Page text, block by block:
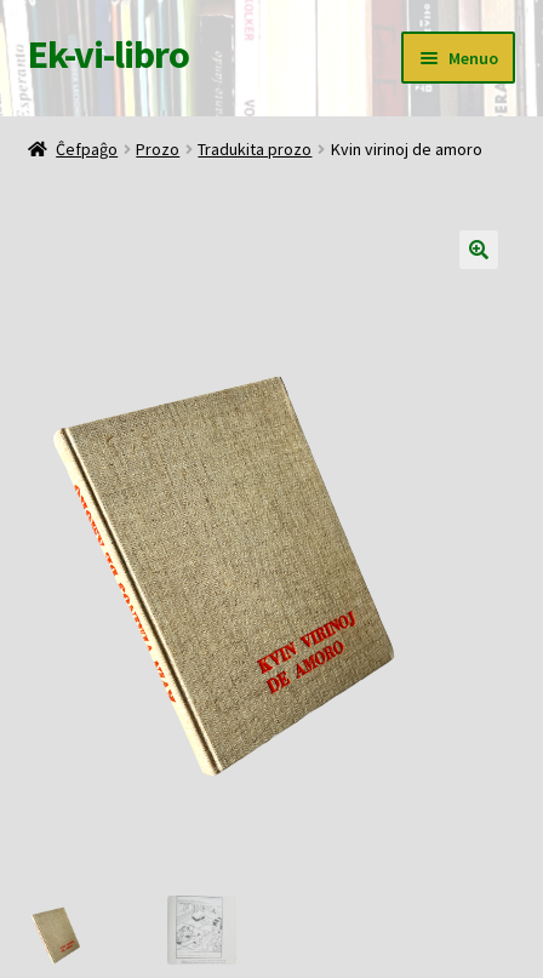
Pretersalti
al
navigado
Iri
rekte
al
la
enhavo
Ek-vi-libro Menuo
Ĉefpaĝo
Ĉefpaĝo Prozo Tradukita prozo Kvin virinoj de amoro